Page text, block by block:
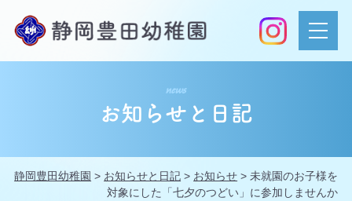
news
お知らせと日記
静岡豊田幼稚園 > お知らせと日記 > お知らせ >未就園のお子様を
対象にした「七夕のつどい」に参加しませんか